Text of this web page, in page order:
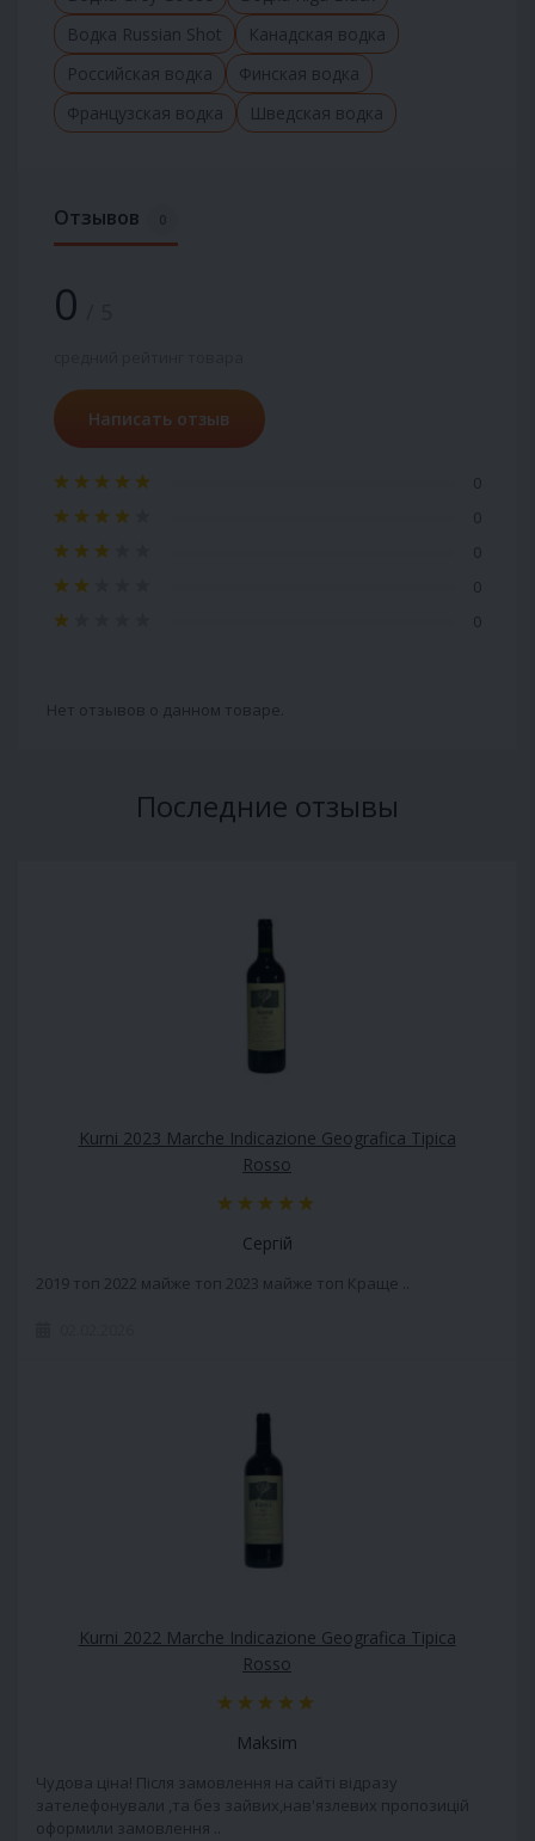
Водка Russian Shot
Канадская водка
Российская водка
Финская водка
Французская водка
Шведская водка
Отзывов
0
Написать отзыв
0
0
0
0
0
Нет отзывов о данном товаре.
Последние отзывы
Kurni 2023 Marche Indicazione Geografica Tipica
Rosso
Сергій
2019 топ 2022 майже топ 2023 майже топ Краще ..
Kurni 2022 Marche Indicazione Geografica Tipica
Rosso
Maksim
Чудова ціна! Після замовлення на сайті відразу
зателефонували ,та без зайвих,нав'язлевих пропозицій
оформили замовлення ..